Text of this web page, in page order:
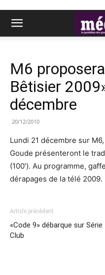
M6
Bêtisier
décembre
20/12/2010
Lundi 21 décembre sur
Goude présenteront le
(100′). Au programme,
dérapages de la télé 2009.
Article précédent
«Code 9» débarque sur Série
Club